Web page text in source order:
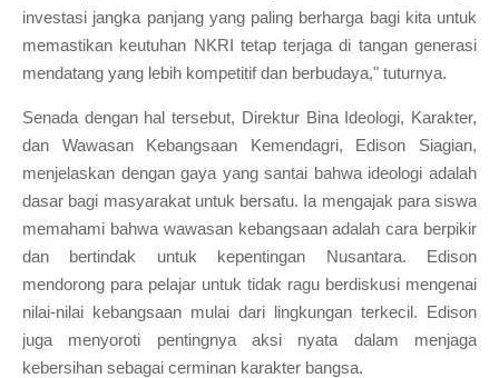
investasi jangka panjang yang paling berharga bagi kita untuk
memastikan keutuhan NKRI tetap terjaga di tangan generasi
mendatang yang lebih kompetitif dan berbudaya," tuturnya.
Senada dengan hal tersebut, Direktur Bina Ideologi, Karakter,
dan Wawasan Kebangsaan Kemendagri, Edison Siagian,
menjelaskan dengan gaya yang santai bahwa ideologi adalah
dasar bagi masyarakat untuk bersatu. Ia mengajak para siswa
memahami bahwa wawasan kebangsaan adalah cara berpikir
dan bertindak untuk kepentingan Nusantara. Edison
mendorong para pelajar untuk tidak ragu berdiskusi mengenai
nilai-nilai kebangsaan mulai dari lingkungan terkecil. Edison
juga menyoroti pentingnya aksi nyata dalam menjaga
kebersihan sebagai cerminan karakter bangsa.